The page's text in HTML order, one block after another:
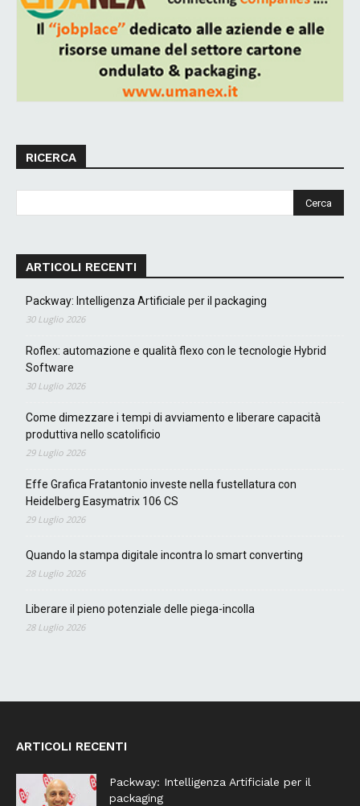
RICERCA
ARTICOLI RECENTI
Packway: Intelligenza Artificiale per il packaging
30 Luglio 2026
Roflex: automazione e qualità flexo con le tecnologie Hybrid
Software
30 Luglio 2026
Come dimezzare i tempi di avviamento e liberare capacità
produttiva nello scatolificio
29 Luglio 2026
Effe Grafica Fratantonio investe nella fustellatura con
Heidelberg Easymatrix 106 CS
29 Luglio 2026
Quando la stampa digitale incontra lo smart converting
28 Luglio 2026
Liberare il pieno potenziale delle piega-incolla
28 Luglio 2026
ARTICOLI RECENTI
Packway: Intelligenza Artificiale per il
packaging